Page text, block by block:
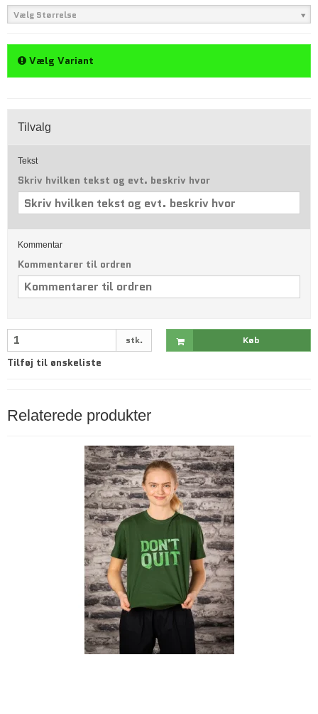
Vælg Størrelse
Vælg Variant
Tilvalg
Tekst
Skriv hvilken tekst og evt. beskriv hvor
Kommentar
Kommentarer til ordren
stk. Køb
Tilføj til ønskeliste
Relaterede produkter